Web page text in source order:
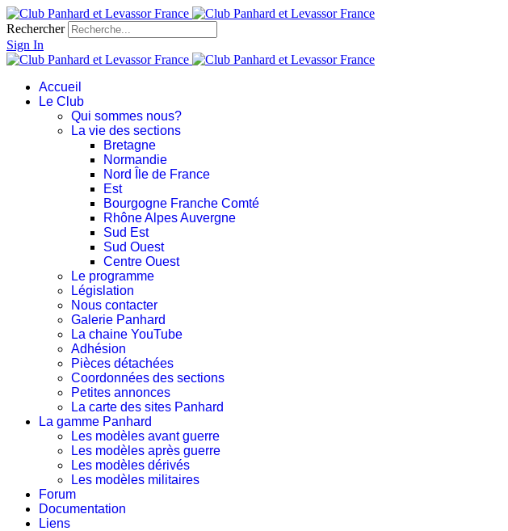
Rechercher
Sign In
Accueil
Le Club
Qui sommes nous?
La vie des sections
Bretagne
Normandie
Nord Île de France
Est
Bourgogne Franche Comté
Rhône Alpes Auvergne
Sud Est
Sud Ouest
Centre Ouest
Le programme
Législation
Nous contacter
Galerie Panhard
La chaine YouTube
Adhésion
Pièces détachées
Coordonnées des sections
Petites annonces
La carte des sites Panhard
La gamme Panhard
Les modèles avant guerre
Les modèles après guerre
Les modèles dérivés
Les modèles militaires
Forum
Documentation
Liens